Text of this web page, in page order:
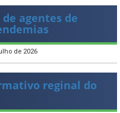
agentes de
de 2026
reginal do